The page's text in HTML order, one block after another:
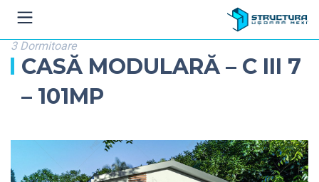
3 Dormitoare
CASĂ MODULARĂ – C III 7
– 101MP